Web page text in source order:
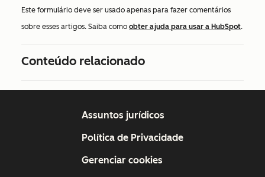
Este formulário deve ser usado apenas para fazer comentários
sobre esses artigos. Saiba como obter ajuda para usar a HubSpot.
Conteúdo relacionado
Assuntos jurídicos
Política de Privacidade
Gerenciar cookies